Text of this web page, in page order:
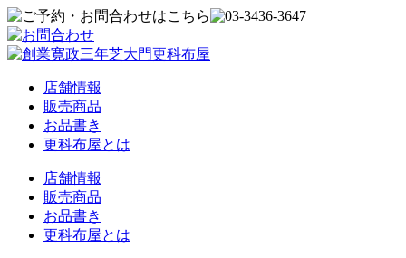
店舗情報
販売商品
お品書き
更科布屋とは
店舗情報
販売商品
お品書き
更科布屋とは